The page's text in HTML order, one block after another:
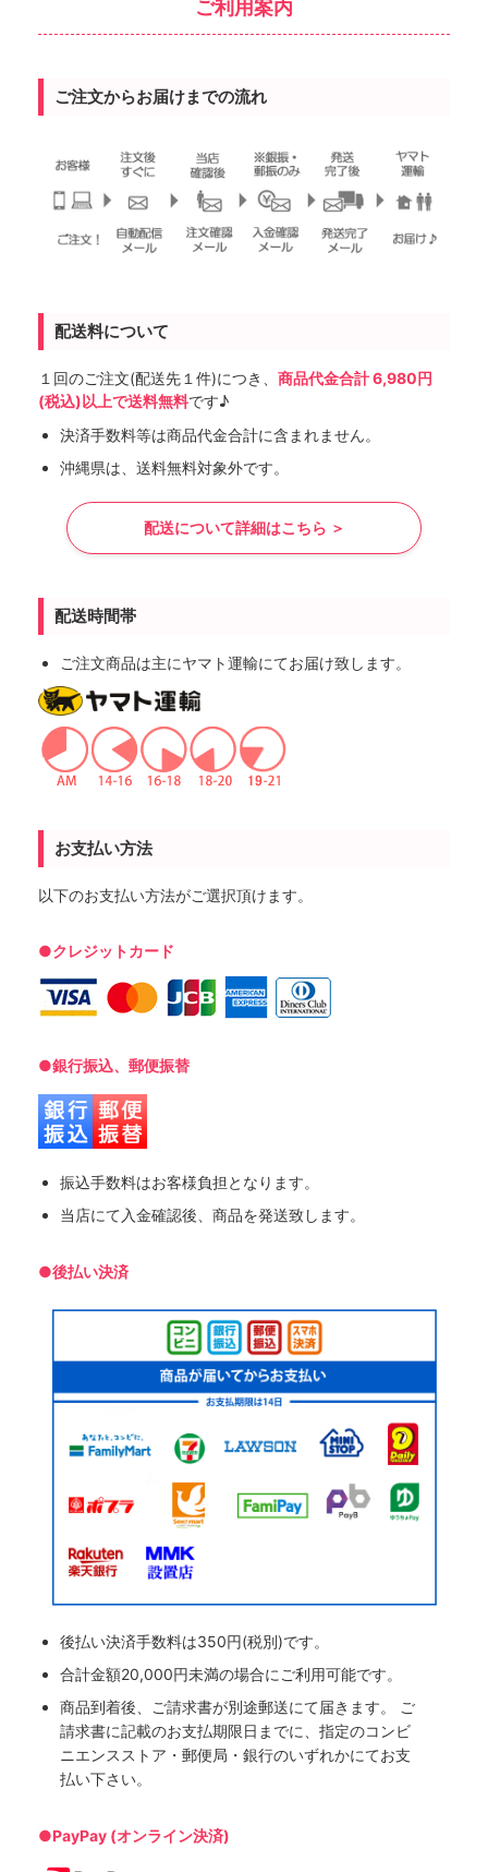
ご利用案内
ご注文からお届けまでの流れ
配送料について
１回のご注文(配送先１件)につき、 商品代金合計 6,980円
(税込)以上で送料無料です♪
決済手数料等は商品代金合計に含まれません。
沖縄県は、送料無料対象外です。
配送について詳細はこちら ＞
配送時間帯
ご注文商品は主にヤマト運輸にてお届け致します。
お支払い方法
以下のお支払い方法がご選択頂けます。
●クレジットカード
●銀行振込、郵便振替
振込手数料はお客様負担となります。
当店にて入金確認後、商品を発送致します。
●後払い決済
後払い決済手数料は350円(税別)です。
合計金額20,000円未満の場合にご利用可能です。
商品到着後、ご請求書が別途郵送にて届きます。 ご
請求書に記載のお支払期限日までに、指定のコンビ
ニエンスストア・郵便局・銀行のいずれかにてお支
払い下さい。
●PayPay (オンライン決済)